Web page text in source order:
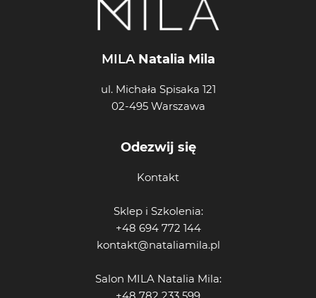
MILANatalia Mila
ul. Michała Spisaka 121
02-495 Warszawa
Odezwij się
Kontakt
Sklep i Szkolenia:
+48 694 772 144
kontakt@nataliamila.pl
Salon MILA Natalia Mila: